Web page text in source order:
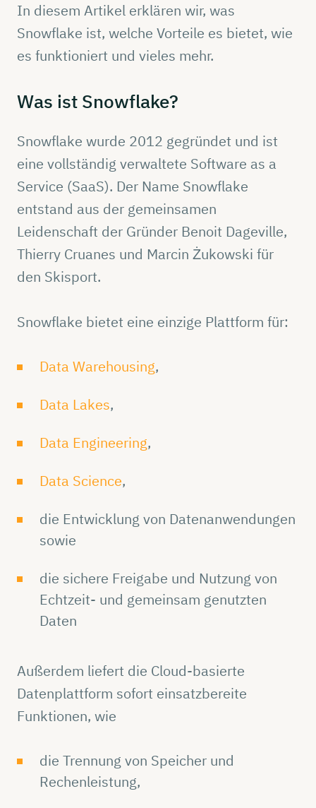
In diesem Artikel erklären wir, was
Snowflake ist, welche Vorteile es bietet, wie
es funktioniert und vieles mehr.
Was ist Snowflake?
Snowflake wurde 2012 gegründet und ist
eine vollständig verwaltete Software as a
Service (SaaS). Der Name Snowflake
entstand aus der gemeinsamen
Leidenschaft der Gründer Benoit Dageville,
Thierry Cruanes und Marcin Żukowski für
den Skisport.
Snowflake bietet eine einzige Plattform für:
Data Warehousing,
Data Lakes,
Data Engineering,
Data Science,
die Entwicklung von Datenanwendungen
sowie
die sichere Freigabe und Nutzung von
Echtzeit- und gemeinsam genutzten
Daten
Außerdem liefert die Cloud-basierte
Datenplattform sofort einsatzbereite
Funktionen, wie
die Trennung von Speicher und
Rechenleistung,